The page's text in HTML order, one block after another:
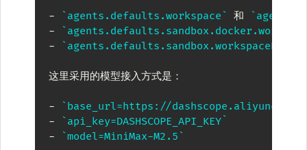
- `agents.defaults.workspace` 和
-
`agents.defaults.sandbox.docker.workdir`
-
`agents.defaults.sandbox.workspaceRoot`
这里采用的模型接入方式是：
-
`base_url=https://
-
`api_key=DASHSCOPE_API_KEY`
-
`model=MiniMax-M2.5`